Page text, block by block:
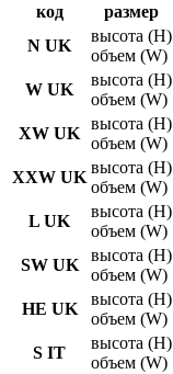
код размер
N UK
высота (H)
объем (W)
W UK
высота (H)
объем (W)
XW UK
высота (H)
объем (W)
XXW UK
высота (H)
объем (W)
L UK
высота (H)
объем (W)
SW UK
высота (H)
объем (W)
HE UK
высота (H)
объем (W)
S IT
высота (H)
объем (W)